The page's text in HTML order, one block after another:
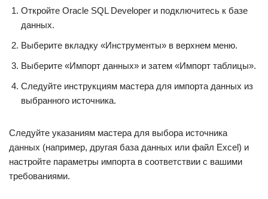
Откройте Oracle SQL Developer и подключитесь к базе
данных.
Выберите вкладку «Инструменты» в верхнем меню.
Выберите «Импорт данных» и затем «Импорт таблицы».
Следуйте инструкциям мастера для импорта данных из
выбранного источника.
Следуйте указаниям мастера для выбора источника
данных (например, другая база данных или файл Excel) и
настройте параметры импорта в соответствии с вашими
требованиями.